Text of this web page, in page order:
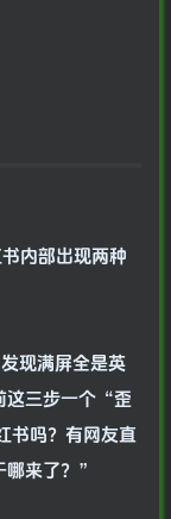
内部出现两种
现满屏全是英
这三步一个“歪
书吗？有网友直
来了？”